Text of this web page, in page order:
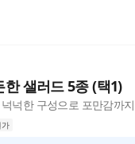
한 샐러드 5종 (택1)
넉한 구성으로 포만감까